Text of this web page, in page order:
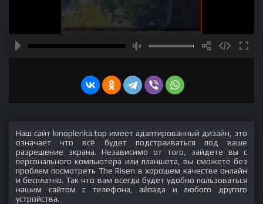
Наш сайт kinoplenka.top имеет адаптированный дизайн, это
означает что всё будет подстраиваться под ваше
разрешение экрана. Независимо от того, зайдете вы с
персонального компьютера или планшета, вы сможете без
проблем посмотреть The Risen в хорошем качестве онлайн
и бесплатно. Так что вам всегда будет удобно пользоваться
нашим сайтом с телефона, айпада и любого другого
устройства.